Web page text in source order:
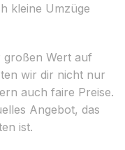
kleine Umzüge
großen Wert auf
wir dir nicht nur
auch faire Preise.
Angebot, das
ist.